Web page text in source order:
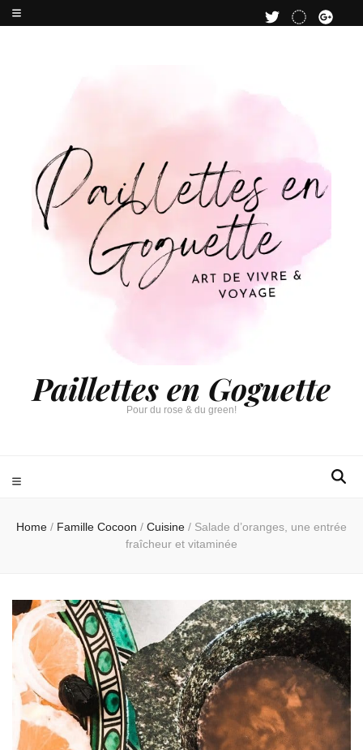
Paillettes en Goguette
Pour du rose & du green!
Home / Famille Cocoon / Cuisine / Salade d’oranges, une entrée
fraîcheur et vitaminée